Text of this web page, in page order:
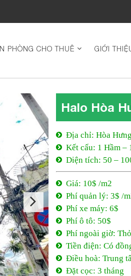
PHÒNG CHO THUÊ GIỚI
Halo Hòa
Địa chỉ: Hòa
Kết cấu: 1 Hầm –
Diện tích: 50 –
Giá: 10$ /m2
Phí quản lý: 3$ /
Phí xe máy: 6$
Phí ô tô: 50$
Phí ngoài giờ:
Tiền điện: Có
Điều hoà: Trung
Đặt cọc: 3 tháng